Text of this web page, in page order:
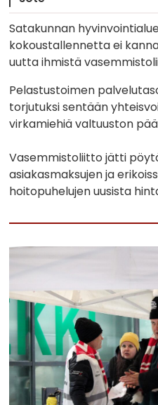
Satakunnan
kokoustallennetta ei
uutta ihmistä
Pelastustoimen
torjutuksi sentään
virkamiehiä valtuuston
Vasemmistoliitto jätti
asiakasmaksujen ja
hoitopuhelujen uusista